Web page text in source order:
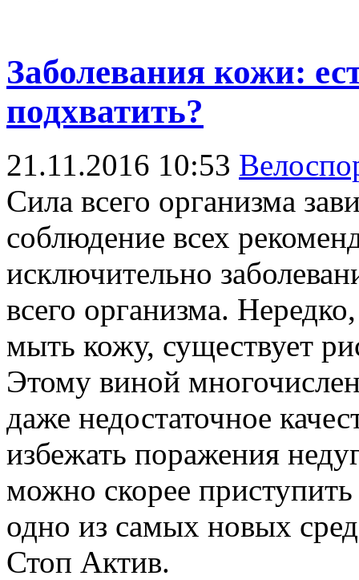
Заболевания кожи:
подхватить?
21.11.2016 10:53
Сила всего организма
соблюдение всех
исключительно
всего организма.
мыть кожу, существует
Этому виной
даже недостаточное
избежать поражения
можно скорее
одно из самых новых
Стоп Актив.